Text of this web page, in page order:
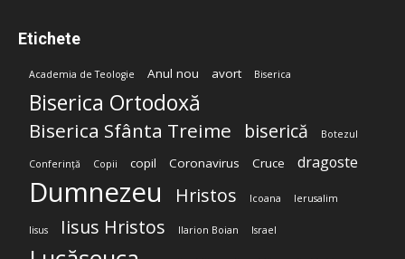
Etichete
Academia de Teologie Anul nou avort Biserica
Biserica Ortodoxă
Biserica Sfânta Treime biserică Botezul
Conferință Copii copil Coronavirus Cruce dragoste
Dumnezeu Hristos Icoana Ierusalim
Iisus Iisus Hristos Ilarion Boian Israel